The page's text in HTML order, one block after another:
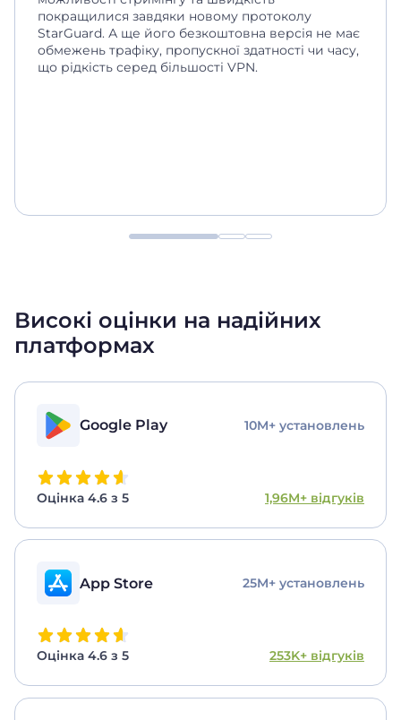
покращилися завдяки новому протоколу
StarGuard. А ще його безкоштовна версія не має
обмежень трафіку, пропускної здатності чи часу,
що рідкість серед більшості VPN.
Високі оцінки на надійних
платформах
Google Play 10M+ установлень
Оцінка 4.6 з 5 1,96M+ відгуків
App Store 25M+ установлень
Оцінка 4.6 з 5 253K+ відгуків